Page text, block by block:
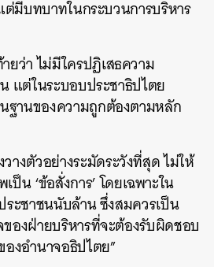
ต่มีบทบาทในกระบวนการบริหาร
ยว่า ไม่มีใครปฏิเสธความ
แต่ในระบอบประชาธิปไตย
ฐานของความถูกต้องตามหลัก
างตัวอย่างระมัดระวังที่สุด ไม่ให้
เป็น‘ข้อสั่งการ’โดยเฉพาะใน
ระชาชนนับล้าน ซึ่งสมควรเป็น
องฝ่ายบริหารที่จะต้องรับผิดชอบ
งอำนาจอธิปไตย”